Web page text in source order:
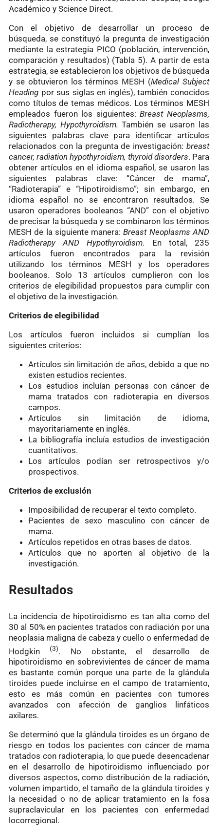
Académico y Science Direct.
Con el objetivo de desarrollar un proceso de
búsqueda, se constituyó la pregunta de investigación
mediante la estrategia PICO (población, intervención,
comparación y resultados) (Tabla 5). A partir de esta
estrategia, se establecieron los objetivos de búsqueda
y se obtuvieron los términos MESH (Medical Subject
Heading por sus siglas en inglés), también conocidos
como títulos de temas médicos. Los términos MESH
empleados fueron los siguientes:Breast Neoplasms,
Radiotherapy, Hypothyroidism. También se usaron las
siguientes palabras clave para identificar artículos
relacionados con la pregunta de investigación: breast
cancer, radiation hypothyroidism, thyroid disorders. Para
obtener artículos en el idioma español, se usaron las
siguientes palabras clave: “Cáncer de mama”,
“Radioterapia” e “Hipotiroidismo”; sin embargo, en
idioma español no se encontraron resultados. Se
usaron operadores booleanos “AND” con el objetivo
de precisar la búsqueda y se combinaron los términos
MESH de la siguiente manera:Breast Neoplasms AND
Radiotherapy AND Hypothyroidism. En total, 235
artículos fueron encontrados para la revisión
utilizando los términos MESH y los operadores
booleanos. Solo 13 artículos cumplieron con los
criterios de elegibilidad propuestos para cumplir con
el objetivo de la investigación.
Criterios de elegibilidad
Los artículos fueron incluidos si cumplían los
siguientes criterios:
Artículos sin limitación de años, debido a que no
existen estudios recientes.
Los estudios incluían personas con cáncer de
mama tratados con radioterapia en diversos
campos.
Artículos sin limitación de idioma,
mayoritariamente en inglés.
La bibliografía incluía estudios de investigación
cuantitativos.
Los artículos podían ser retrospectivos y/o
prospectivos.
Criterios de exclusión
Imposibilidad de recuperar el texto completo.
Pacientes de sexo masculino con cáncer de
mama.
Artículos repetidos en otras bases de datos.
Artículos que no aporten al objetivo de la
investigación.
Resultados
La incidencia de hipotiroidismo es tan alta como del
30 al 50% en pacientes tratados con radiación por una
neoplasia maligna de cabeza y cuello o enfermedad de
Hodgkin (3). No obstante, el desarrollo de
hipotiroidismo en sobrevivientes de cáncer de mama
es bastante común porque una parte de la glándula
tiroides puede incluirse en el campo de tratamiento,
esto es más común en pacientes con tumores
avanzados con afección de ganglios linfáticos
axilares.
Se determinó que la glándula tiroides es un órgano de
riesgo en todos los pacientes con cáncer de mama
tratados con radioterapia, lo que puede desencadenar
en el desarrollo de hipotiroidismo influenciado por
diversos aspectos, como distribución de la radiación,
volumen impartido, el tamaño de la glándula tiroides y
la necesidad o no de aplicar tratamiento en la fosa
supraclavicular en los pacientes con enfermedad
locorregional.